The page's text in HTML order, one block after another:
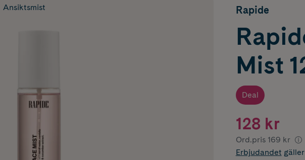
Ansiktsmist Rapide
Mist
Deal
128 kr
Ord.pris 169 kr
Erbjudandet